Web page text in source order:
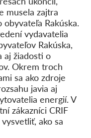
musela zajtra
Rakúska.
vydavatelia
Rakúska,
aj žiadosti o
Okrem troch
sa ako zdroje
javia aj
energií. V
zákazníci CRIF
ako sa